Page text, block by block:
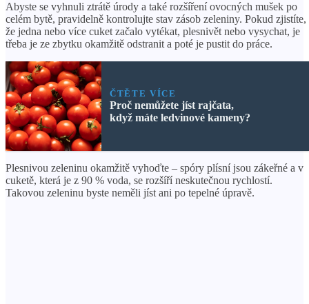
Abyste se vyhnuli ztrátě úrody a také rozšíření ovocných mušek po
celém bytě, pravidelně kontrolujte stav zásob zeleniny. Pokud zjistíte,
že jedna nebo více cuket začalo vytékat, plesnivět nebo vysychat, je
třeba je ze zbytku okamžitě odstranit a poté je pustit do práce.
ČTĚTE VÍCE
Proč nemůžete jíst rajčata,
když máte ledvinové kameny?
Plesnivou zeleninu okamžitě vyhoďte – spóry plísní jsou zákeřné a v
cuketě, která je z 90 % voda, se rozšíří neskutečnou rychlostí.
Takovou zeleninu byste neměli jíst ani po tepelné úpravě.